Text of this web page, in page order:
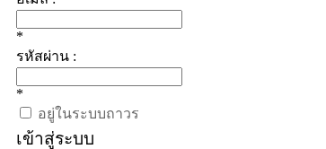
*
รหัสผ่าน :
*
อยู่ในระบบถาวร
เข้าสู่ระบบ